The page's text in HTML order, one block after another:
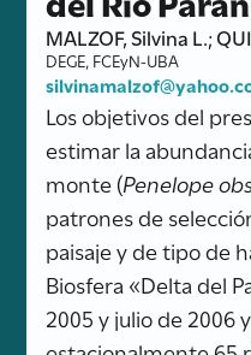
MALZOF, Silvina L.;
DEGE, FCEyN-UBA
Los objetivos del
estimar la
monte (Penelope
patrones de
paisaje y de tipo de
Biosfera «Delta del
2005 y julio de 2006